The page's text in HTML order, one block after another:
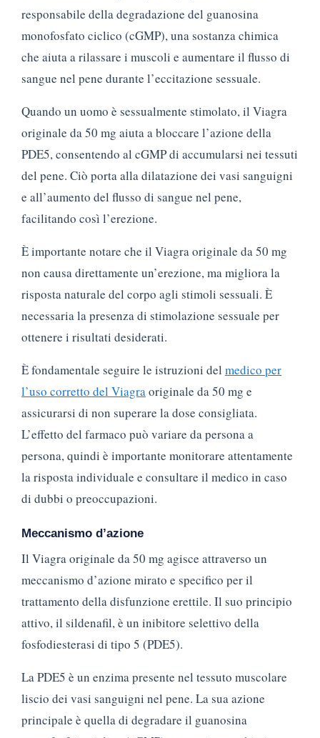
responsabile della degradazione del guanosina
monofosfato ciclico (cGMP), una sostanza chimica
che aiuta a rilassare i muscoli e aumentare il flusso di
sangue nel pene durante l’eccitazione sessuale.
Quando un uomo è sessualmente stimolato, il Viagra
originale da 50 mg aiuta a bloccare l’azione della
PDE5, consentendo al cGMP di accumularsi nei tessuti
del pene. Ciò porta alla dilatazione dei vasi sanguigni
e all’aumento del flusso di sangue nel pene,
facilitando così l’erezione.
È importante notare che il Viagra originale da 50 mg
non causa direttamente un’erezione, ma migliora la
risposta naturale del corpo agli stimoli sessuali. È
necessaria la presenza di stimolazione sessuale per
ottenere i risultati desiderati.
È fondamentale seguire le istruzioni del medico per
l’uso corretto del Viagraoriginale da 50 mg e
assicurarsi di non superare la dose consigliata.
L’effetto del farmaco può variare da persona a
persona, quindi è importante monitorare attentamente
la risposta individuale e consultare il medico in caso
di dubbi o preoccupazioni.
Meccanismo d’azione
Il Viagra originale da 50 mg agisce attraverso un
meccanismo d’azione mirato e specifico per il
trattamento della disfunzione erettile. Il suo principio
attivo, il sildenafil, è un inibitore selettivo della
fosfodiesterasi di tipo 5 (PDE5).
La PDE5 è un enzima presente nel tessuto muscolare
liscio dei vasi sanguigni nel pene. La sua azione
principale è quella di degradare il guanosina